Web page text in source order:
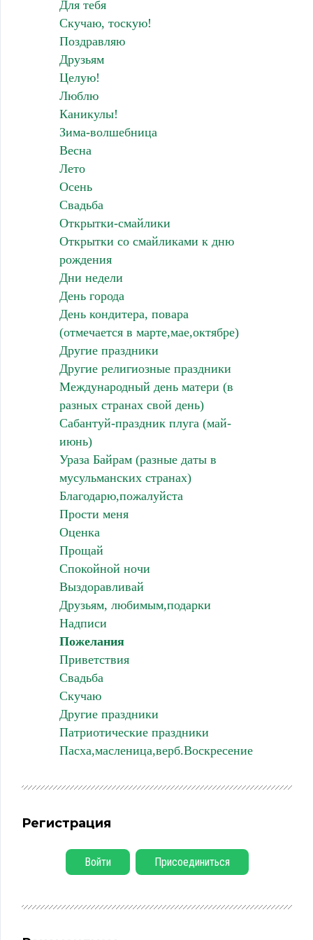
Для тебя
Скучаю, тоскую!
Поздравляю
Друзьям
Целую!
Люблю
Каникулы!
Зима-волшебница
Весна
Лето
Осень
Свадьба
Открытки-смайлики
Открытки со смайликами к дню
рождения
Дни недели
День города
День кондитера, повара
(отмечается в марте,мае,октябре)
Другие праздники
Другие религиозные праздники
Международный день матери (в
разных странах свой день)
Сабантуй-праздник плуга (май-
июнь)
Ураза Байрам (разные даты в
мусульманских странах)
Благодарю,пожалуйста
Прости меня
Оценка
Прощай
Спокойной ночи
Выздоравливай
Друзьям, любимым,подарки
Надписи
Пожелания
Приветствия
Свадьба
Скучаю
Другие праздники
Патриотические праздники
Пасха,масленица,верб.Воскресение
Регистрация
Войти Присоединиться